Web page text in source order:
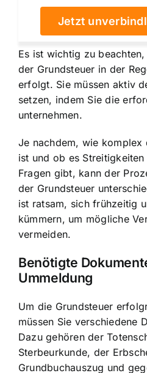
Jetzt
Es ist wichtig zu
der Grundsteuer in der
erfolgt. Sie müssen aktiv
setzen, indem Sie die
unternehmen.
Je nachdem, wie komplex
ist und ob es
Fragen gibt, kann der
der Grundsteuer
ist ratsam, sich frühzeitig
kümmern, um mögliche
vermeiden.
Benötigte
Ummeldung
Um die Grundsteuer
müssen Sie verschiedene
Dazu gehören der
Sterbeurkunde, der
Grundbuchauszug und